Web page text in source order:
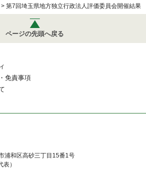
> 第7回埼玉県地方独立行政法人評価委員会開催結果
ページの先頭へ戻る
免責事項
浦和区高砂三丁目15番1号
）